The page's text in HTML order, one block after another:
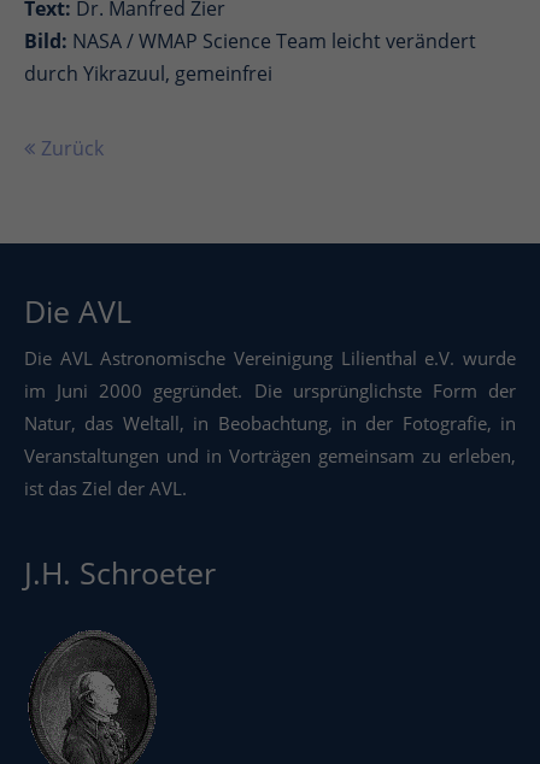
Text: Dr. Manfred Zier
Bild: NASA / WMAP Science Team leicht verändert
durch Yikrazuul, gemeinfrei
Zurück
Die AVL
Die AVL Astronomische Vereinigung Lilienthal e.V. wurde
im Juni 2000 gegründet. Die ursprünglichste Form der
Natur, das Weltall, in Beobachtung, in der Fotografie, in
Veranstaltungen und in Vorträgen gemeinsam zu erleben,
ist das Ziel der AVL.
J.H. Schroeter